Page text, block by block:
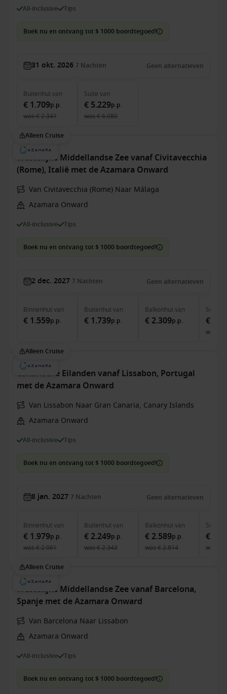
All-inclusive Tips
Boek nu en ontvang tot $ 1000 boordtegoed!
31 okt. 2026 7 Nachten Geen alternatieven
Buitenhutvan
€ 1.709p.p.
was€ 2.341
Suite van
€ 5.229p.p.
was€ 6.080
Alleen Cruise
Westelijke Middellandse Zee vanaf Civitavecchia
(Rome), Italië met de Azamara Onward
Van Civitavecchia (Rome) Naar Málaga
Azamara Onward
All-inclusive Tips
Boek nu en ontvang tot $ 1000 boordtegoed!
2 dec. 2027 7 Nachten Geen alternatieven
Binnenhutvan
€ 1.559p.p.
Buitenhutvan
€ 1.739p.p.
Balkonhutvan
€ 2.309p.p.
Suite
€
was
Alleen Cruise
Canarische Eilanden vanaf Lissabon, Portugal
met de Azamara Onward
Van Lissabon Naar Gran Canaria, Canary Islands
Azamara Onward
All-inclusive Tips
Boek nu en ontvang tot $ 1000 boordtegoed!
8 jan. 2027 7 Nachten Geen alternatieven
Binnenhutvan
€ 1.979p.p.
was€ 2.061
Buitenhutvan
€ 2.249p.p.
was€ 2.343
Balkonhutvan
€ 2.589p.p.
was€ 2.814
Suite
€
was
Alleen Cruise
Westelijke Middellandse Zee vanaf Barcelona,
Spanje met de Azamara Onward
Van Barcelona Naar Lissabon
Azamara Onward
All-inclusive Tips
Boek nu en ontvang tot $ 1000 boordtegoed!